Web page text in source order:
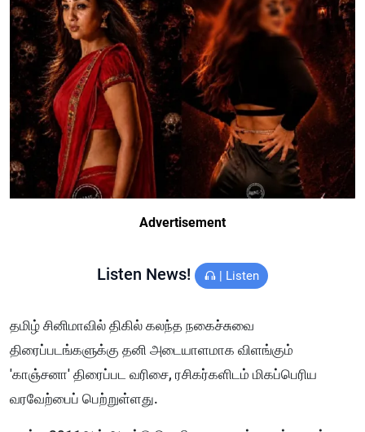
Advertisement
Listen News! | Listen
தமிழ் சினிமாவில் திகில் கலந்த நகைச்சுவை
திரைப்படங்களுக்கு தனி அடையாளமாக விளங்கும்
'காஞ்சனா' திரைப்பட வரிசை, ரசிகர்களிடம் மிகப்பெரிய
வரவேற்பைப் பெற்றுள்ளது.